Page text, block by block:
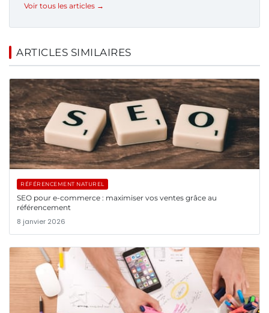
Voir tous les articles →
ARTICLES SIMILAIRES
RÉFÉRENCEMENT NATUREL
SEO pour e-commerce : maximiser vos ventes grâce au
référencement
8 janvier 2026